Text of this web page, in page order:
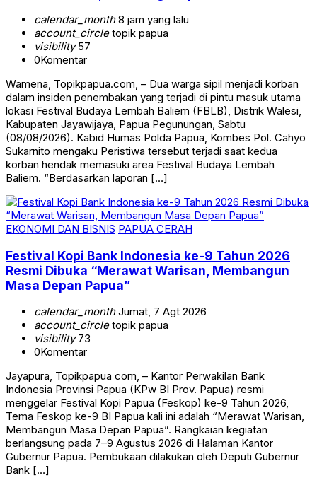
calendar_month8 jam yang lalu
account_circletopik papua
visibility57
0Komentar
Wamena, Topikpapua.com, – Dua warga sipil menjadi korban
dalam insiden penembakan yang terjadi di pintu masuk utama
lokasi Festival Budaya Lembah Baliem (FBLB), Distrik Walesi,
Kabupaten Jayawijaya, Papua Pegunungan, Sabtu
(08/08/2026). Kabid Humas Polda Papua, Kombes Pol. Cahyo
Sukarnito mengaku Peristiwa tersebut terjadi saat kedua
korban hendak memasuki area Festival Budaya Lembah
Baliem. “Berdasarkan laporan […]
EKONOMI DAN BISNIS PAPUA CERAH
Festival Kopi Bank Indonesia ke-9 Tahun 2026
Resmi Dibuka “Merawat Warisan, Membangun
Masa Depan Papua”
calendar_monthJumat, 7 Agt 2026
account_circletopik papua
visibility73
0Komentar
Jayapura, Topikpapua com, – Kantor Perwakilan Bank
Indonesia Provinsi Papua (KPw BI Prov. Papua) resmi
menggelar Festival Kopi Papua (Feskop) ke-9 Tahun 2026,
Tema Feskop ke-9 BI Papua kali ini adalah “Merawat Warisan,
Membangun Masa Depan Papua”. Rangkaian kegiatan
berlangsung pada 7–9 Agustus 2026 di Halaman Kantor
Gubernur Papua. Pembukaan dilakukan oleh Deputi Gubernur
Bank […]